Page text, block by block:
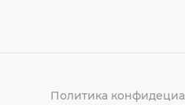
Политика